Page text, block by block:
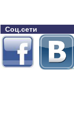
Соц.сети